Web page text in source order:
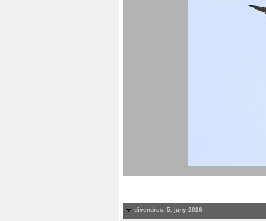
divendres, 5. juny 2026